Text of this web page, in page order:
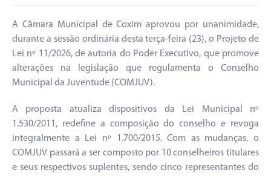
A Câmara Municipal de Coxim aprovou por unanimidade,
durante a sessão ordinária desta terça-feira (23), o Projeto de
Lei nº 11/2026, de autoria do Poder Executivo, que promove
alterações na legislação que regulamenta o Conselho
Municipal da Juventude (COMJUV).
A proposta atualiza dispositivos da Lei Municipal nº
1.530/2011, redefine a composição do conselho e revoga
integralmente a Lei nº 1.700/2015. Com as mudanças, o
COMJUV passará a ser composto por 10 conselheiros titulares
e seus respectivos suplentes, sendo cinco representantes do